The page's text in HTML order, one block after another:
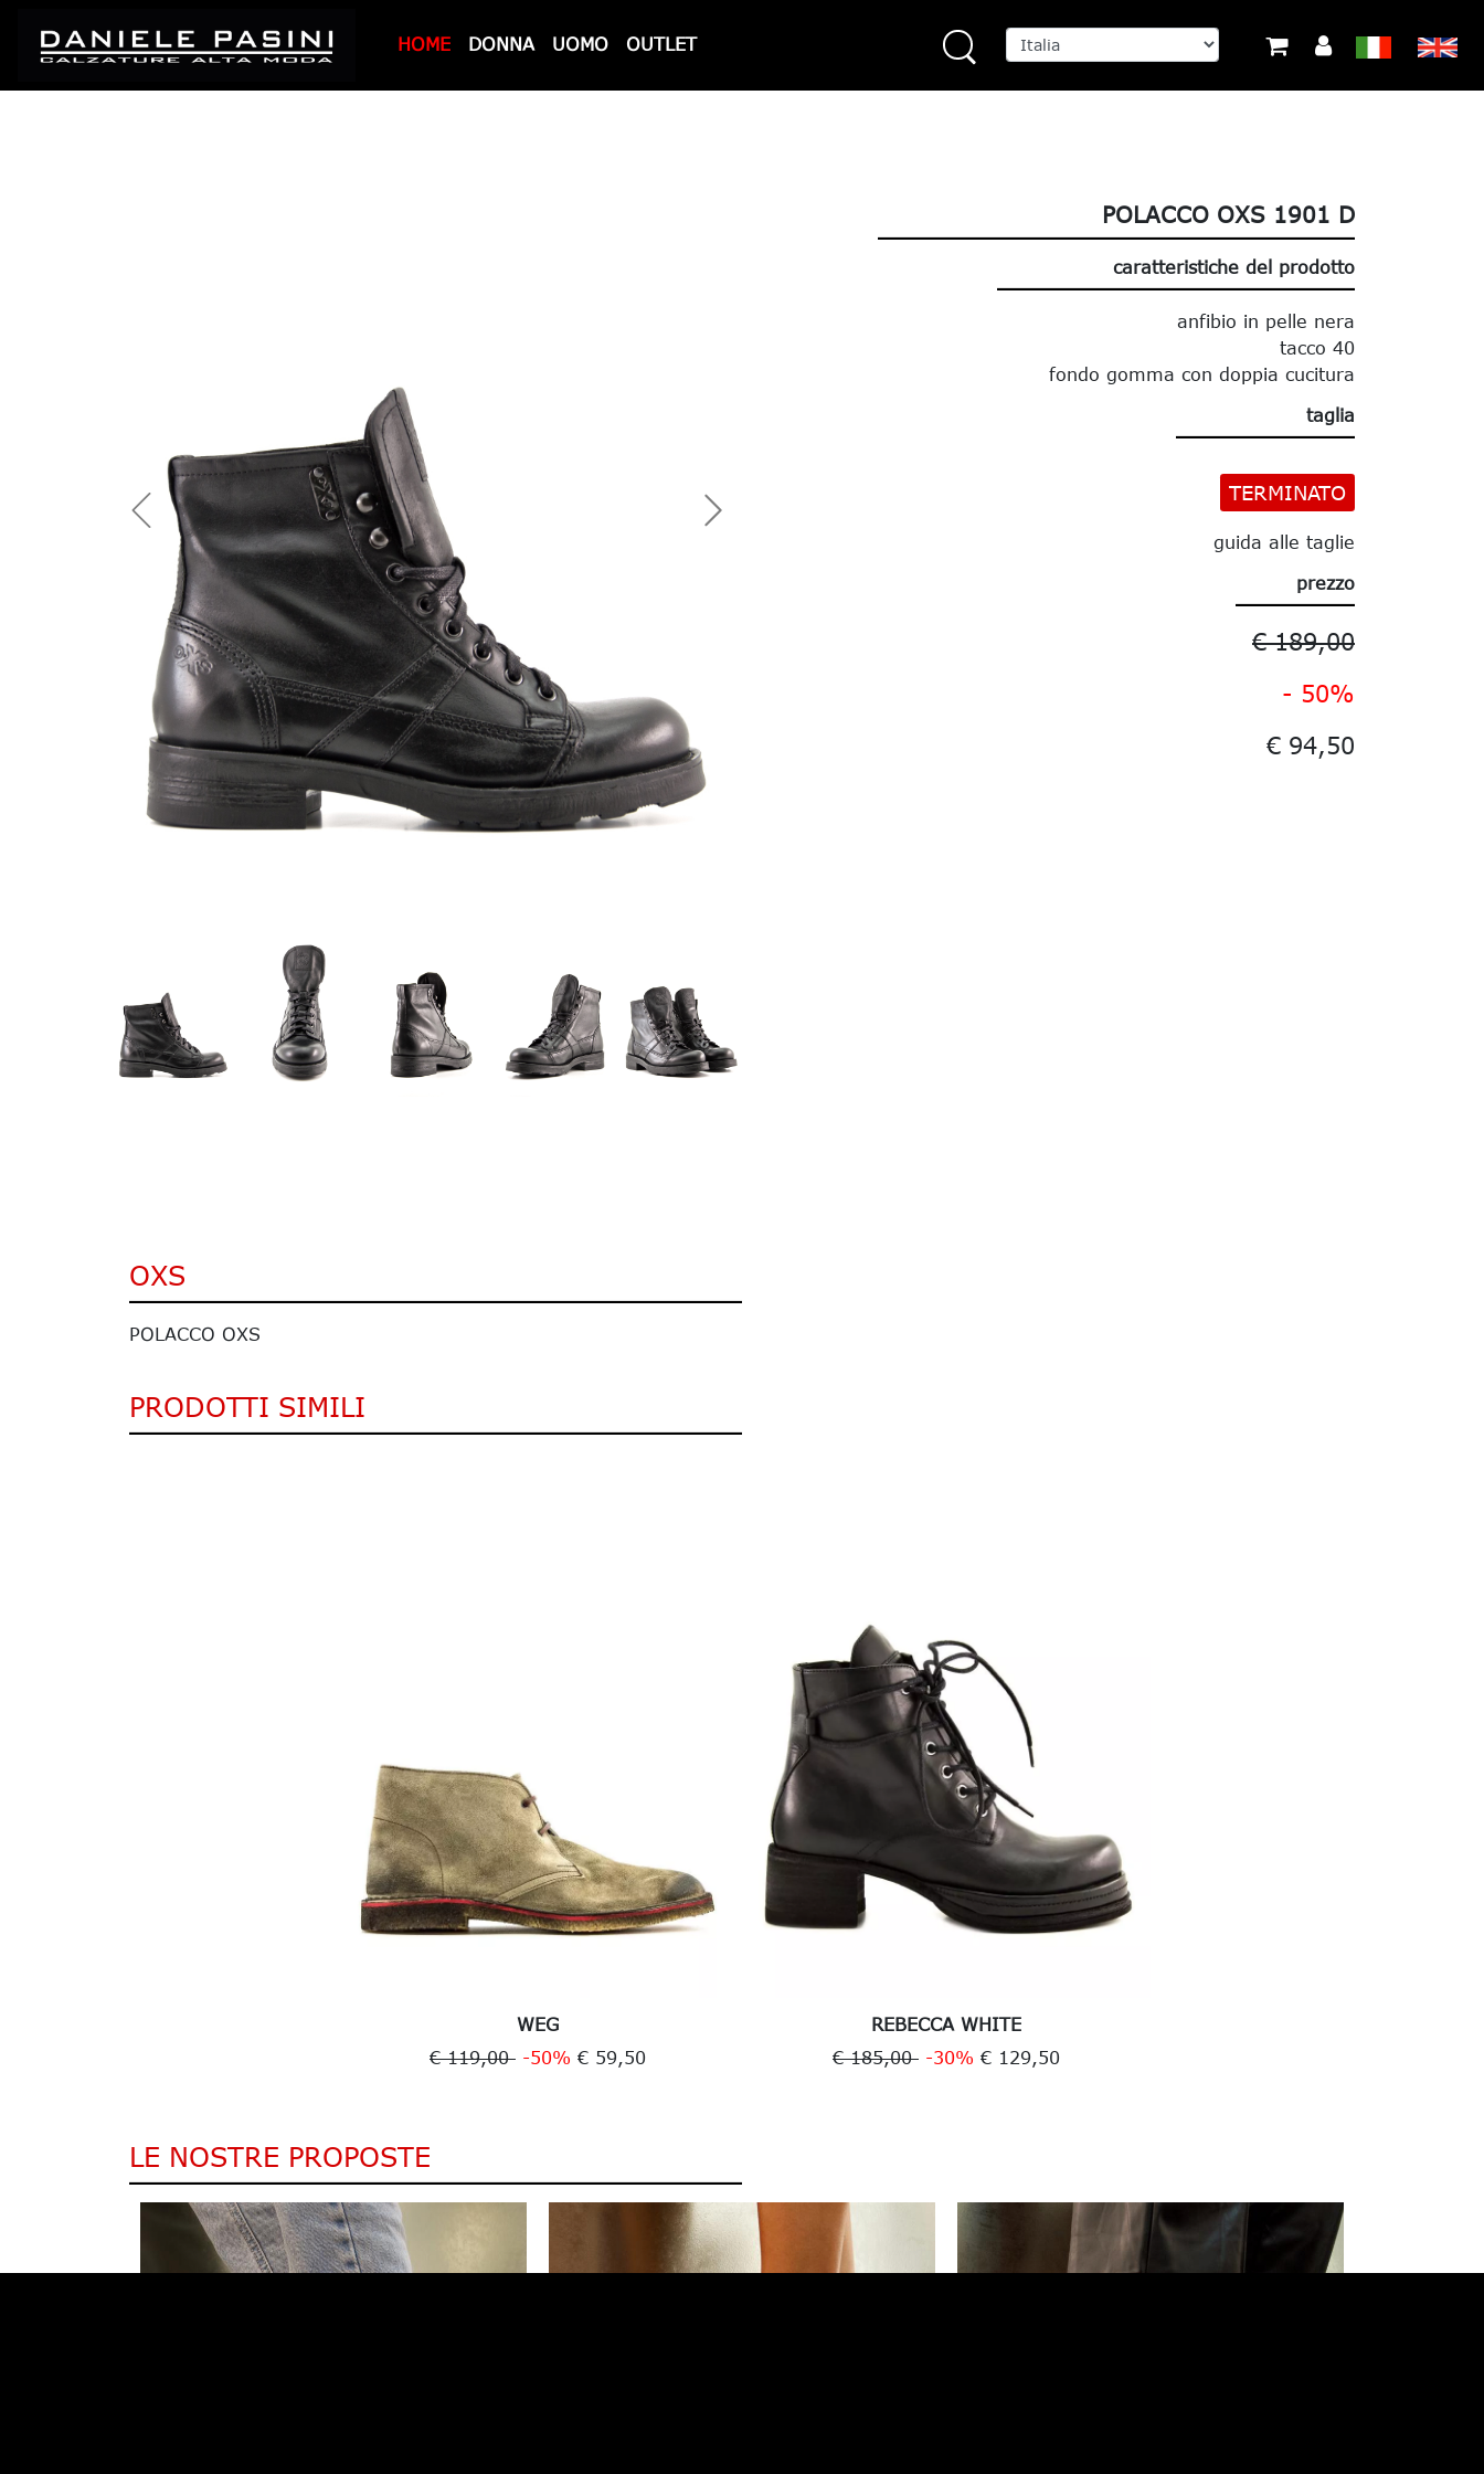
HOME DONNA UOMO OUTLET
POLACCO OXS 1901 D
caratteristiche del prodotto
anfibio in pelle nera
tacco 40
fondo gomma con doppia cucitura
taglia
TERMINATO
guida alle taglie
prezzo
€ 189,00
- 50%
€ 94,50
OXS
POLACCO OXS
PRODOTTI SIMILI
WEG
€ 119,00 -50% € 59,50
REBECCA WHITE
€ 185,00 -30% € 129,50
LE NOSTRE PROPOSTE